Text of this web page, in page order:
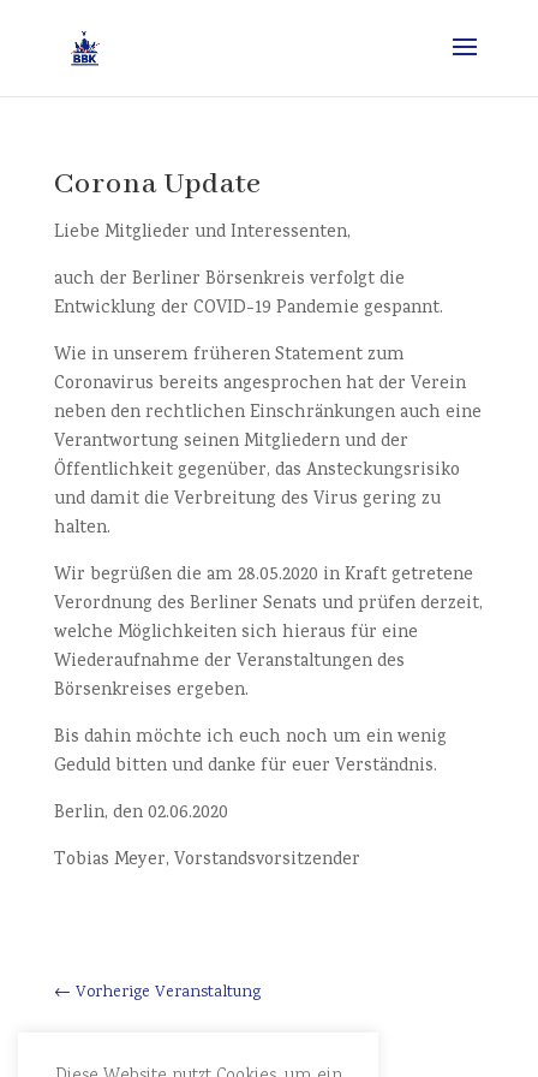
Corona Update
Liebe Mitglieder und Interessenten,
auch der Berliner Börsenkreis verfolgt die
Entwicklung der COVID-19 Pandemie gespannt.
Wie in unserem früheren Statement zum
Coronavirus bereits angesprochen hat der Verein
neben den rechtlichen Einschränkungen auch eine
Verantwortung seinen Mitgliedern und der
Öffentlichkeit gegenüber, das Ansteckungsrisiko
und damit die Verbreitung des Virus gering zu
halten.
Wir begrüßen die am 28.05.2020 in Kraft getretene
Verordnung des Berliner Senats und prüfen derzeit,
welche Möglichkeiten sich hieraus für eine
Wiederaufnahme der Veranstaltungen des
Börsenkreises ergeben.
Bis dahin möchte ich euch noch um ein wenig
Geduld bitten und danke für euer Verständnis.
Berlin, den 02.06.2020
Tobias Meyer, Vorstandsvorsitzender
← Vorherige Veranstaltung